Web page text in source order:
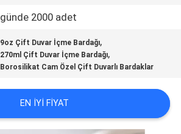
günde 2000 adet
9oz Çift Duvar İçme Bardağı,
270ml Çift Duvar İçme Bardağı,
Borosilikat Cam Özel Çift Duvarlı Bardaklar
EN IYI FIYAT